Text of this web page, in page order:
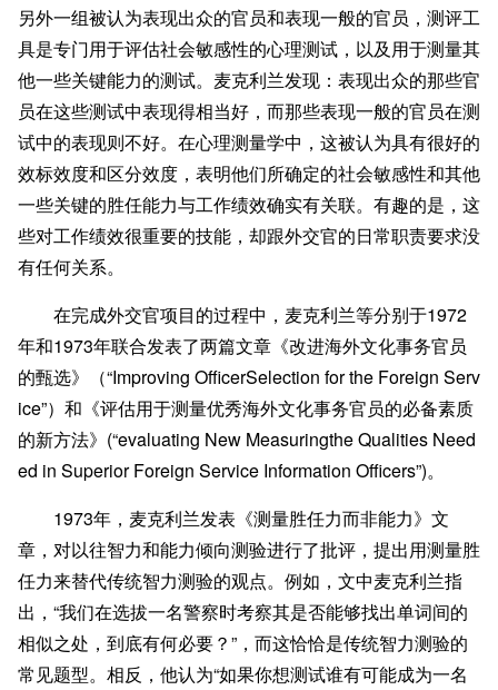
另外一组被认为表现出众的官员和表现一般的官员，测评工
具是专门用于评估社会敏感性的心理测试，以及用于测量其
他一些关键能力的测试。麦克利兰发现：表现出众的那些官
员在这些测试中表现得相当好，而那些表现一般的官员在测
试中的表现则不好。在心理测量学中，这被认为具有很好的
效标效度和区分效度，表明他们所确定的社会敏感性和其他
一些关键的胜任能力与工作绩效确实有关联。有趣的是，这
些对工作绩效很重要的技能，却跟外交官的日常职责要求没
有任何关系。
在完成外交官项目的过程中，麦克利兰等分别于1972
年和1973年联合发表了两篇文章《改进海外文化事务官员
的甄选》（“Improving OfficerSelection for the Foreign Serv
ice”）和《评估用于测量优秀海外文化事务官员的必备素质
的新方法》(“evaluating New Measuringthe Qualities Need
ed in Superior Foreign Service Information Officers”)。
1973年，麦克利兰发表《测量胜任力而非能力》文
章，对以往智力和能力倾向测验进行了批评，提出用测量胜
任力来替代传统智力测验的观点。例如，文中麦克利兰指
出，“我们在选拔一名警察时考察其是否能够找出单词间的
相似之处，到底有何必要？”，而这恰恰是传统智力测验的
常见题型。相反，他认为“如果你想测试谁有可能成为一名